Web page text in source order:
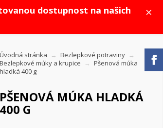
×
dostupnost na našich
Úvodná stránka
Bezlepkové potraviny
Bezlepkové múky a krupice
Pšenová múka
hladká 400 g
PŠENOVÁ MÚKA HLADKÁ
400 G